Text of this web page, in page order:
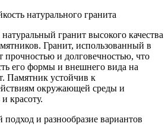
натурального гранита
гранит высокого качества
Гранит, использованный в
прочностью и долговечностью, что
его формы и внешнего вида на
Памятник устойчив к
окружающей среды и
красоту.
и разнообразие вариантов